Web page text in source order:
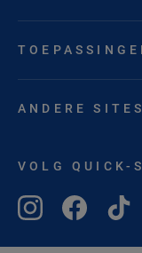
ANDERE SITES
VOLG QUICK-